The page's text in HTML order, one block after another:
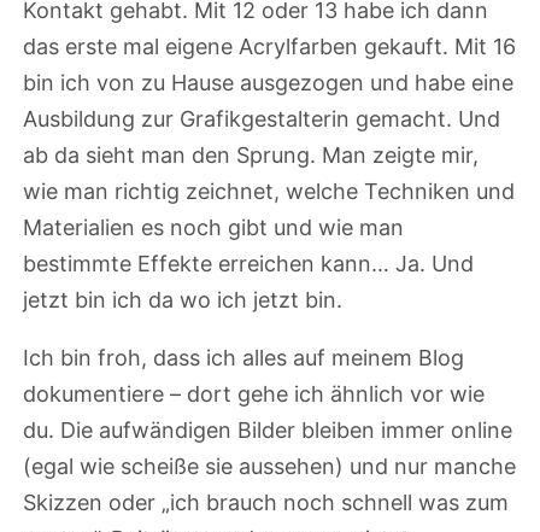
Kontakt gehabt. Mit 12 oder 13 habe ich dann
das erste mal eigene Acrylfarben gekauft. Mit 16
bin ich von zu Hause ausgezogen und habe eine
Ausbildung zur Grafikgestalterin gemacht. Und
ab da sieht man den Sprung. Man zeigte mir,
wie man richtig zeichnet, welche Techniken und
Materialien es noch gibt und wie man
bestimmte Effekte erreichen kann… Ja. Und
jetzt bin ich da wo ich jetzt bin.
Ich bin froh, dass ich alles auf meinem Blog
dokumentiere – dort gehe ich ähnlich vor wie
du. Die aufwändigen Bilder bleiben immer online
(egal wie scheiße sie aussehen) und nur manche
Skizzen oder „ich brauch noch schnell was zum